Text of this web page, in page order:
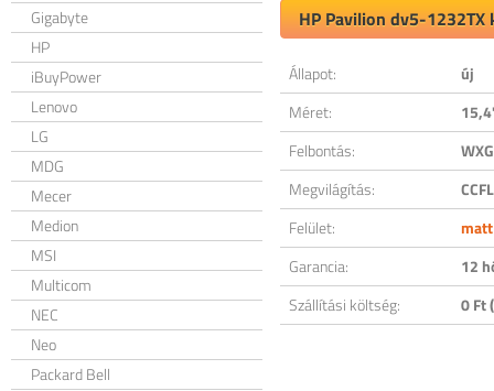
Gigabyte
HP
iBuyPower
Lenovo
LG
MDG
Mecer
Medion
MSI
Multicom
NEC
Neo
Packard Bell
HP Pavilion dv5-
Állapot:
új
Méret:
Felbontás:
Megvilágítás:
CCFL
Felület:
matt
Garancia:
12
Szállítási költség:
0 Ft